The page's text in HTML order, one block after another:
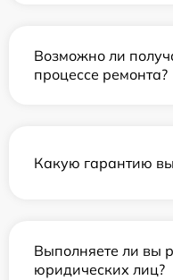
Возможно ли
процессе ремонта?
Какую гарантию
Выполняете ли вы
юридических лиц?